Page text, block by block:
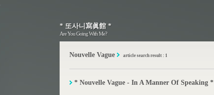
* 또사니寫眞館 *
Are You Going With Me?
* 또사니寫眞館 *
Are You Going With Me?
Nouvelle Vague article search result : 1
* Nouvelle Vague - In A Manner Of Speaking *